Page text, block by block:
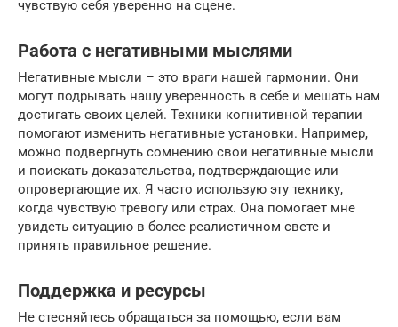
чувствую себя уверенно на сцене.
Работа с негативными мыслями
Негативные мысли – это враги нашей гармонии. Они
могут подрывать нашу уверенность в себе и мешать нам
достигать своих целей. Техники когнитивной терапии
помогают изменить негативные установки. Например,
можно подвергнуть сомнению свои негативные мысли
и поискать доказательства, подтверждающие или
опровергающие их. Я часто использую эту технику,
когда чувствую тревогу или страх. Она помогает мне
увидеть ситуацию в более реалистичном свете и
принять правильное решение.
Поддержка и ресурсы
Не стесняйтесь обращаться за помощью, если вам